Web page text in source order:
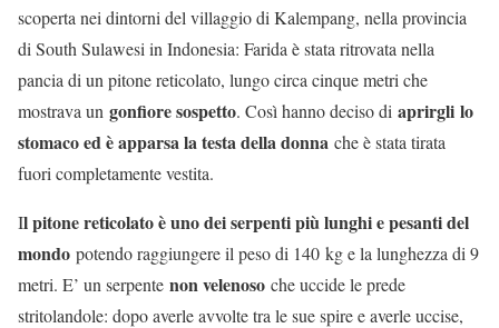
scoperta nei dintorni del villaggio di Kalempang, nella provincia
di South Sulawesi in Indonesia: Farida è stata ritrovata nella
pancia di un pitone reticolato, lungo circa cinque metri che
mostrava un gonfiore sospetto. Così hanno deciso di aprirgli lo
stomaco ed è apparsa la testa della donna che è stata tirata
fuori completamente vestita.
Il pitone reticolato è uno dei serpenti più lunghi e pesanti del
mondo potendo raggiungere il peso di 140 kg e la lunghezza di 9
metri. E’ un serpente non velenoso che uccide le prede
stritolandole: dopo averle avvolte tra le sue spire e averle uccise,